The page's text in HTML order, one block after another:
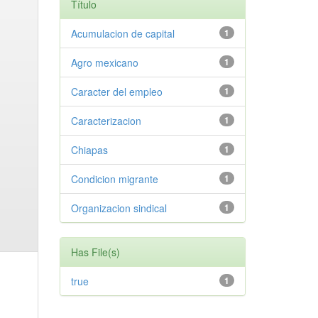
Título
1
Acumulacion de capital
1
Agro mexicano
1
Caracter del empleo
1
Caracterizacion
1
Chiapas
1
Condicion migrante
1
Organizacion sindical
Has File(s)
1
true